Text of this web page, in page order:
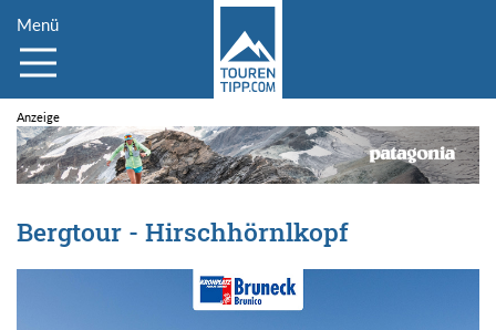
Menü
Bergtour - Hirschhörnlkopf